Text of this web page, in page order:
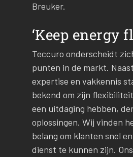
Breuker.
‘Keep energy
Teccuro onderscheidt
punten in de markt.
expertise en vakkennis
bekend om zijn
een uitdaging hebben,
oplossingen. Wij vinden
belang om klanten snel
dienst te kunnen zijn.